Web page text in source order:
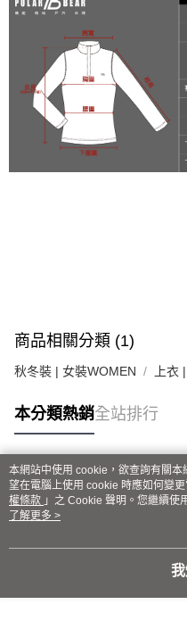
後付繳納相關費用。
是否繳費成功／繳費後需取消欲
客戶支援中心」https://
【注意事項】
１．透過由恩沛科技股份有限公
易，需依本服務之必要範圍內提
權轉讓予恩沛科技股份有限公司。
２．關於個人資料處理事宜，請瀏
４．使用「AFTEE先享後付」時
每筆NT$100，滿NT$3,000(含
商品相關分類 (1)
秋冬裝 | 女裝WOMEN 上衣
本分類熱銷全站排行
熱門標籤
本網站中使用 cookie，欲查詢有關
望在電腦上使用 cookie 時應如何變
權條款 」之 Cookie 聲明。您繼續使
用條款之 Cookie 聲明使用 cookie。
了解更多 >